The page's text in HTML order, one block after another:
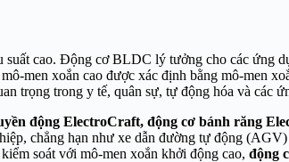
cao. Động cơ BLDC lý tưởng cho các ứng
men xoắn cao được xác định bằng mô-men
trọng trong y tế, quân sự, tự động hóa và các
động ElectroCraft, động cơ bánh răng
chẳng hạn như xe dẫn đường tự động
soát với mô-men xoắn khởi động cao, động